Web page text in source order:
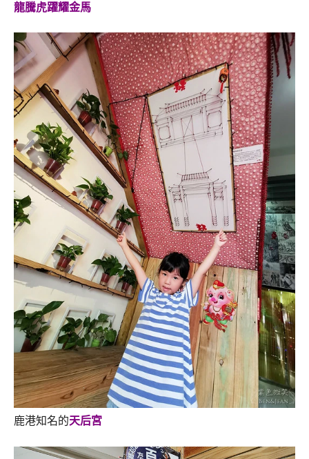
龍騰虎躍耀金馬
鹿港知名的天后宮